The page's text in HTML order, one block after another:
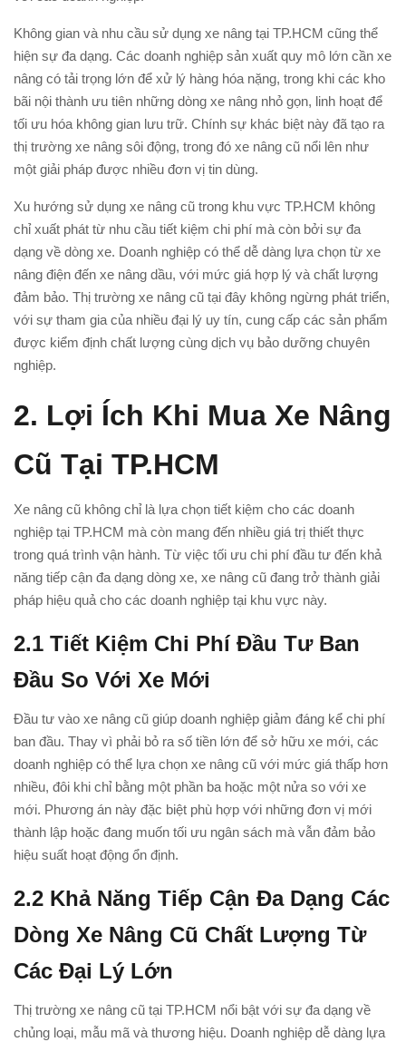
Không gian và nhu cầu sử dụng xe nâng tại TP.HCM cũng thể
hiện sự đa dạng. Các doanh nghiệp sản xuất quy mô lớn cần xe
nâng có tải trọng lớn để xử lý hàng hóa nặng, trong khi các kho
bãi nội thành ưu tiên những dòng xe nâng nhỏ gọn, linh hoạt để
tối ưu hóa không gian lưu trữ. Chính sự khác biệt này đã tạo ra
thị trường xe nâng sôi động, trong đó xe nâng cũ nổi lên như
một giải pháp được nhiều đơn vị tin dùng.
Xu hướng sử dụng xe nâng cũ trong khu vực TP.HCM không
chỉ xuất phát từ nhu cầu tiết kiệm chi phí mà còn bởi sự đa
dạng về dòng xe. Doanh nghiệp có thể dễ dàng lựa chọn từ xe
nâng điện đến xe nâng dầu, với mức giá hợp lý và chất lượng
đảm bảo. Thị trường xe nâng cũ tại đây không ngừng phát triển,
với sự tham gia của nhiều đại lý uy tín, cung cấp các sản phẩm
được kiểm định chất lượng cùng dịch vụ bảo dưỡng chuyên
nghiệp.
2. Lợi Ích Khi Mua Xe Nâng
Cũ Tại TP.HCM
Xe nâng cũ không chỉ là lựa chọn tiết kiệm cho các doanh
nghiệp tại TP.HCM mà còn mang đến nhiều giá trị thiết thực
trong quá trình vận hành. Từ việc tối ưu chi phí đầu tư đến khả
năng tiếp cận đa dạng dòng xe, xe nâng cũ đang trở thành giải
pháp hiệu quả cho các doanh nghiệp tại khu vực này.
2.1 Tiết Kiệm Chi Phí Đầu Tư Ban
Đầu So Với Xe Mới
Đầu tư vào xe nâng cũ giúp doanh nghiệp giảm đáng kể chi phí
ban đầu. Thay vì phải bỏ ra số tiền lớn để sở hữu xe mới, các
doanh nghiệp có thể lựa chọn xe nâng cũ với mức giá thấp hơn
nhiều, đôi khi chỉ bằng một phần ba hoặc một nửa so với xe
mới. Phương án này đặc biệt phù hợp với những đơn vị mới
thành lập hoặc đang muốn tối ưu ngân sách mà vẫn đảm bảo
hiệu suất hoạt động ổn định.
2.2 Khả Năng Tiếp Cận Đa Dạng Các
Dòng Xe Nâng Cũ Chất Lượng Từ
Các Đại Lý Lớn
Thị trường xe nâng cũ tại TP.HCM nổi bật với sự đa dạng về
chủng loại, mẫu mã và thương hiệu. Doanh nghiệp dễ dàng lựa